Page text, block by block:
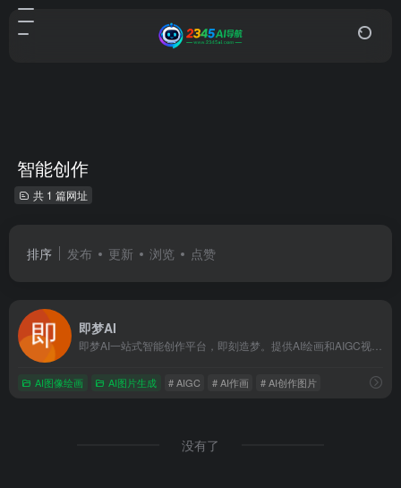
智能创作
共 1 篇网址
排序 发布 更新 浏览 点赞
即梦AI
AI图像绘画 AI图片生成 # AIGC # AI作画 # AI创作图片
没有了